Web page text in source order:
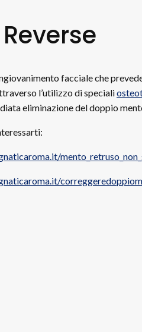
facciale che
l’utilizzo di speciali
eliminazione del doppio